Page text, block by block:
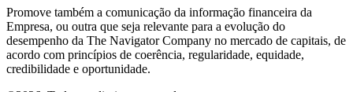
Promove também a comunicação da informação financeira da
Empresa, ou outra que seja relevante para a evolução do
desempenho da The Navigator Company no mercado de capitais, de
acordo com princípios de coerência, regularidade, equidade,
credibilidade e oportunidade.